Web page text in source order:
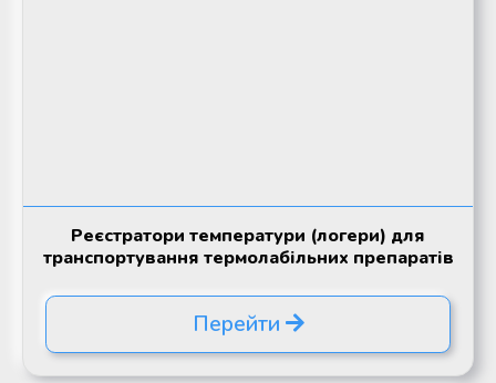
Реєстратори температури (логери) для
транспортування термолабільних препаратів
Перейти